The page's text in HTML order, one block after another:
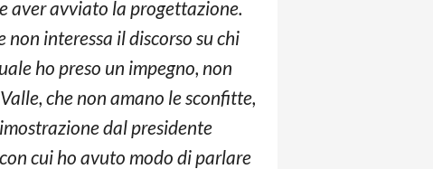
aver avviato la progettazione.
non interessa il discorso su chi
ho preso un impegno, non
che non amano le sconfitte,
dal presidente
cui ho avuto modo di parlare